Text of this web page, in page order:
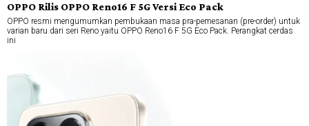
OPPO Rilis OPPO Reno16 F 5G Versi Eco Pack
OPPO resmi mengumumkan pembukaan masa pra-pemesanan (pre-order) untuk
varian baru dari seri Reno yaitu OPPO Reno16 F 5G Eco Pack. Perangkat cerdas
ini